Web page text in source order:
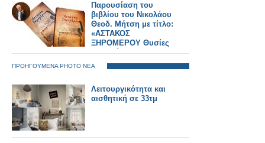
Παρουσίαση του
βιβλίου του Νικολάου
Θεοδ. Μήτση με τίτλο:
«ΑΣΤΑΚΟΣ
ΞΗΡΟΜΕΡΟΥ Θυσίες
και Αγώνες στα
1821»... ΑΘΗΝΑ 30
Ιουνίου 2025,
ΦΩΤΟΡΕΠΟΡΤΑΖ
Γιώργος Κουβέλης
ΠΡΟΗΓΟΥΜΕΝΑ PHOTO ΝΕΑ
Λειτουργικότητα και
αισθητική σε 33τμ